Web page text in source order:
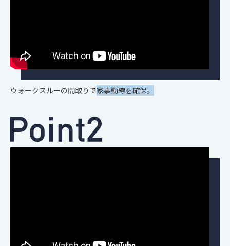
ウォークスルーの間取りで家事動線を確保。